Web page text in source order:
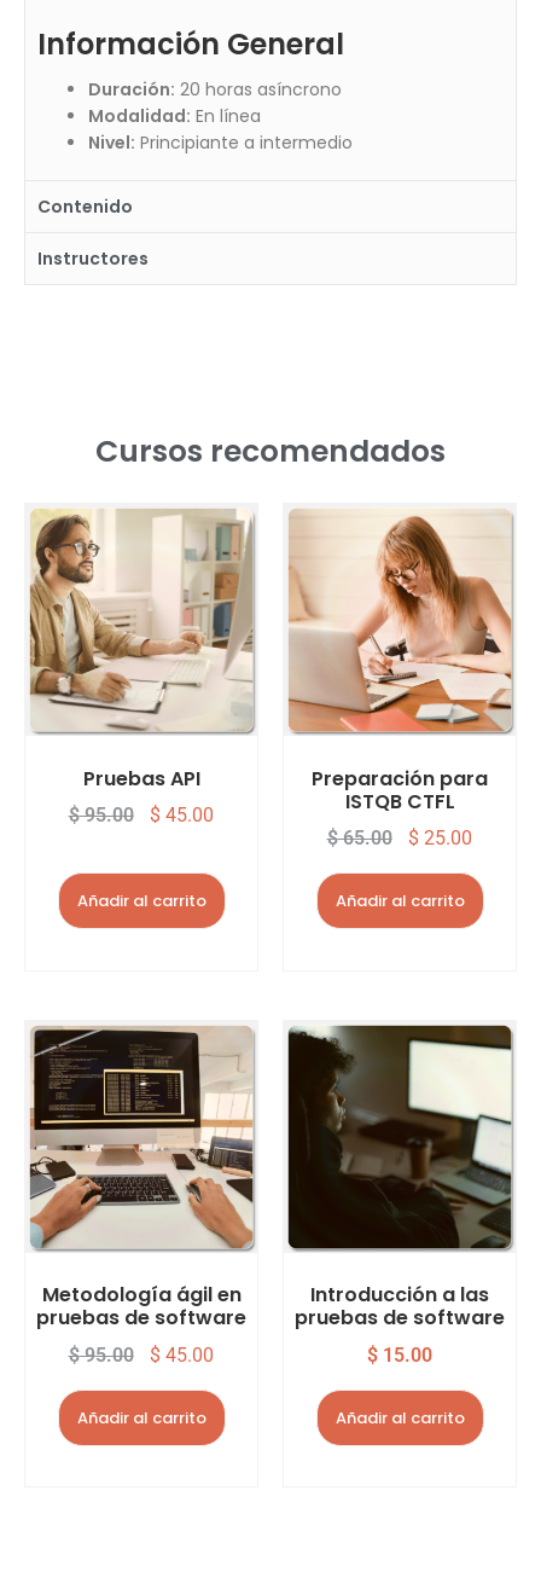
Información General
Duración: 20 horas asíncrono
Modalidad: En línea
Nivel: Principiante a intermedio
Contenido
Instructores
Cursos recomendados
Pruebas API
$95.00 $ 45.00
Añadir al carrito
Preparación para
ISTQB CTFL
$65.00 $ 25.00
Añadir al carrito
Metodología ágil en
pruebas de software
$95.00 $ 45.00
Añadir al carrito
Introducción a las
pruebas de software
$ 15.00
Añadir al carrito